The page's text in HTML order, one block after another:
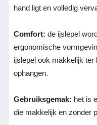
hand ligt en volledig
Comfort:de ijslepel
ergonomische
ijslepel ook makkelijk ter
ophangen.
Gebruiksgemak: het is
die makkelijk en zonder